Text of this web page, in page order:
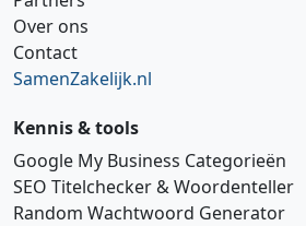
Over ons
Contact
SamenZakelijk.nl
Kennis & tools
Google My Business Categorieën
SEO Titelchecker & Woordenteller
Random Wachtwoord Generator